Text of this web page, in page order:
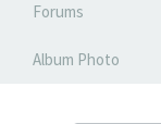
Forums
Album Photo